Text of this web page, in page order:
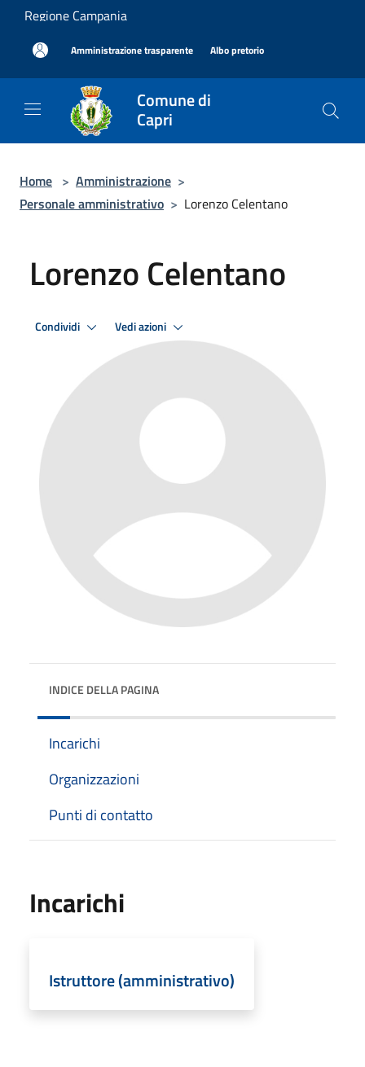
Salta al contenuto principale
Regione Campania
Amministrazione trasparente Albo pretorio
Comune di
Capri
Home > Amministrazione >
Personale amministrativo > Lorenzo Celentano
Lorenzo Celentano
Condividi Vedi azioni
INDICE DELLA PAGINA
Incarichi
Organizzazioni
Punti di contatto
Incarichi
Istruttore (amministrativo)